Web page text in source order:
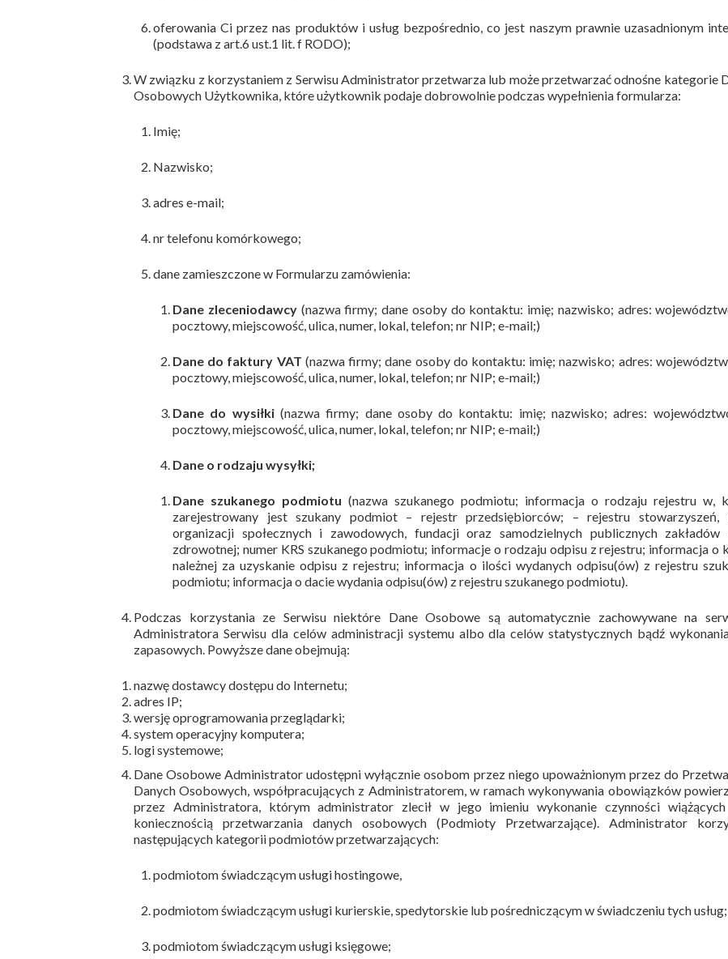
oferowania Ci przez nas produktów i usług bezpośrednio, co jest naszym prawnie uzasadnionym
(podstawa z art.6 ust.1 lit. f RODO);
W związku z korzystaniem z Serwisu Administrator przetwarza lub może przetwarzać odnośne kategorie
Osobowych Użytkownika, które użytkownik podaje dobrowolnie podczas wypełnienia formularza:
Imię;
Nazwisko;
adres e-mail;
nr telefonu komórkowego;
dane zamieszczone w Formularzu zamówienia:
Dane zleceniodawcy (nazwa firmy; dane osoby do kontaktu: imię; nazwisko; adres:
pocztowy, miejscowość, ulica, numer, lokal, telefon; nr NIP; e-mail;)
Dane do faktury VAT (nazwa firmy; dane osoby do kontaktu: imię; nazwisko; adres:
pocztowy, miejscowość, ulica, numer, lokal, telefon; nr NIP; e-mail;)
Dane do wysiłki (nazwa firmy; dane osoby do kontaktu: imię; nazwisko; adres:
pocztowy, miejscowość, ulica, numer, lokal, telefon; nr NIP; e-mail;)
Dane o rodzaju wysyłki;
Dane szukanego podmiotu (nazwa szukanego podmiotu; informacja o rodzaju rejestru w,
zarejestrowany jest szukany podmiot – rejestr przedsiębiorców; – rejestru stowarzyszeń,
organizacji społecznych i zawodowych, fundacji oraz samodzielnych publicznych zakładów
zdrowotnej; numer KRS szukanego podmiotu; informacje o rodzaju odpisu z rejestru; informacja o
należnej za uzyskanie odpisu z rejestru; informacja o ilości wydanych odpisu(ów) z rejestru
podmiotu; informacja o dacie wydania odpisu(ów) z rejestru szukanego podmiotu).
Podczas korzystania ze Serwisu niektóre Dane Osobowe są automatycznie zachowywane na
Administratora Serwisu dla celów administracji systemu albo dla celów statystycznych bądź
zapasowych. Powyższe dane obejmują:
nazwę dostawcy dostępu do Internetu;
adres IP;
wersję oprogramowania przeglądarki;
system operacyjny komputera;
logi systemowe;
Dane Osobowe Administrator udostępni wyłącznie osobom przez niego upoważnionym przez do
Danych Osobowych, współpracujących z Administratorem, w ramach wykonywania obowiązków
przez Administratora, którym administrator zlecił w jego imieniu wykonanie czynności
koniecznością przetwarzania danych osobowych (Podmioty Przetwarzające). Administrator
następujących kategorii podmiotów przetwarzających:
podmiotom świadczącym usługi hostingowe,
podmiotom świadczącym usługi kurierskie, spedytorskie lub pośredniczącym w świadczeniu tych usług;
podmiotom świadczącym usługi księgowe;